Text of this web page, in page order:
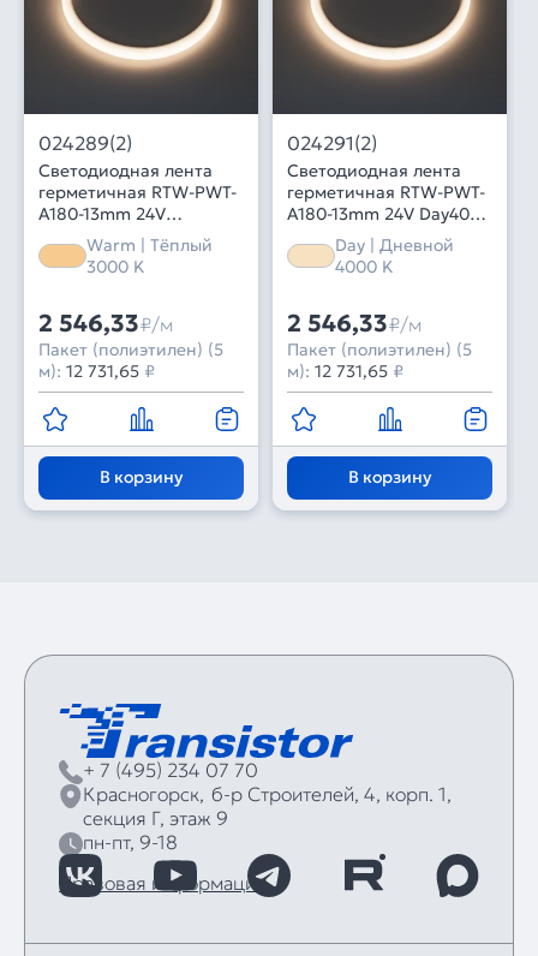
024289(2)
Светодиодная лента
герметичная RTW-PWT-
A180-13mm 24V
Warm3000 (14.4 W/m,
IP67, 2835, 5m) (Arlight,
14.4 Вт/м, IP67)
Warm | Тёплый
3000 K
2 546,33₽/м
Пакет (полиэтилен) (5
м): 12 731,65 ₽
В корзину
024291(2)
Светодиодная лента
герметичная RTW-PWT-
A180-13mm 24V Day4000
(14.4 W/m, IP67, 2835,
5m) (Arlight, 14.4 Вт/м,
Day | Дневной
4000 K
2 546,33₽/м
Пакет (полиэтилен) (5
м): 12 731,65 ₽
В корзину
+ 7 (495) 234 07 70
Красногорск, б‑р Строителей, 4, корп. 1,
секция Г, этаж 9
пн-пт, 9-18
Правовая информация